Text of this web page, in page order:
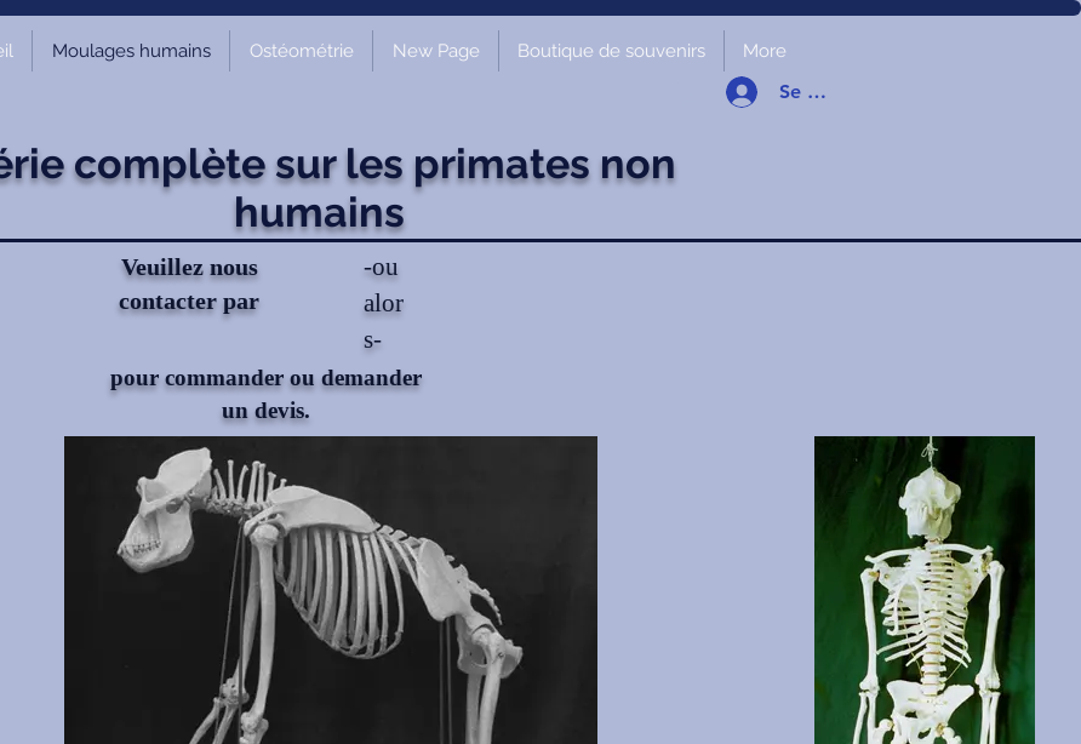
Moulages humains Ostéométrie New Page Boutique de souvenirs More
Se connecter
complète sur les primates non
humains
Veuillez nous
contacter par
-ou
alor
s-
pour commander ou demander
un devis.